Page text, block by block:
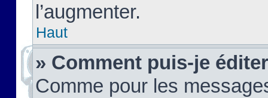
l’augmenter.
Haut
» Comment puis-je
Comme pour les